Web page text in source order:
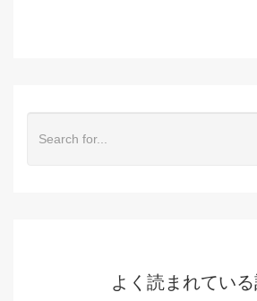
よく読まれてい